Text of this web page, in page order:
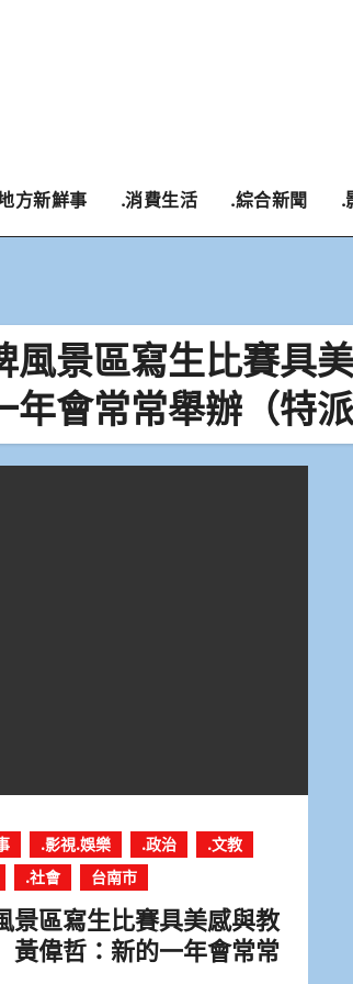
方新鮮事 .消費生活 .綜合新聞 .
風景區寫生比賽具
年會常常舉辦（特
.影視.娛樂 .政治
.文教
.社會 台南市
景區寫生比賽具美感與教
偉哲：新的一年會常常